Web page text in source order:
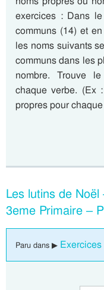
exercices : Dans
communs (14) et
les noms suivants
communs dans les
nombre. Trouve
chaque verbe. (Ex
propres pour
Les lutins de
3eme Primaire –
Paru dans ▶